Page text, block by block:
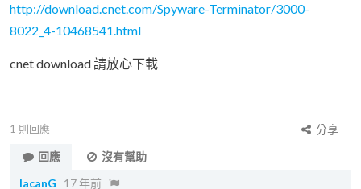
http://download.cnet.com/Spyware-Terminator/3000-
8022_4-10468541.html
cnet download 請放心下載
1 則回應
分享
回應
沒有幫助
lacanG
17 年前